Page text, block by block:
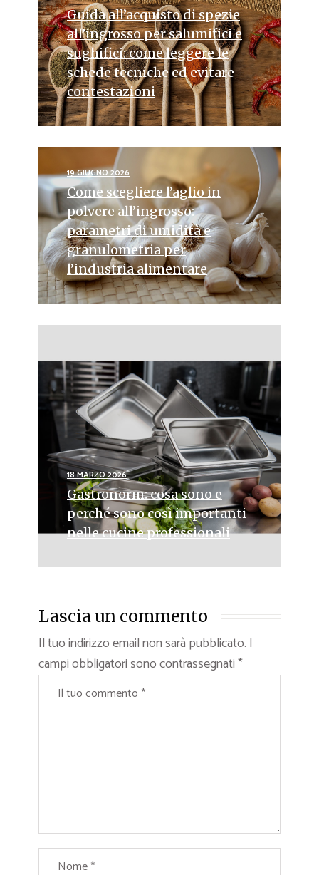
Guida all’acquisto di spezie
all’ingrosso per salumifici e
sughifici: come leggere le
schede tecniche ed evitare
contestazioni
19 GIUGNO 2026
Come scegliere l’aglio in
polvere all’ingrosso:
parametri di umidità e
granulometria per
l’industria alimentare
18 MARZO 2026
Gastronorm: cosa sono e
perché sono così importanti
nelle cucine professionali
Lascia un commento
Il tuo indirizzo email non sarà pubblicato. I
campi obbligatori sono contrassegnati*